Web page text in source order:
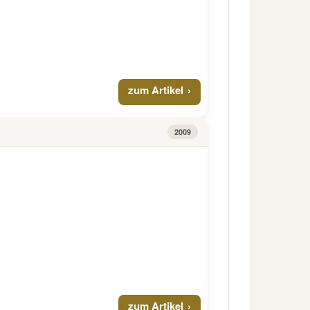
zum Artikel
2009
zum Artikel